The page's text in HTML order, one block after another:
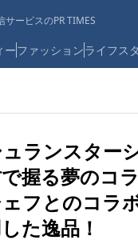
ービスのPR TIMES
ーファッションライフス
ュランスター
握る夢のコ
フとのコラ
た逸品！